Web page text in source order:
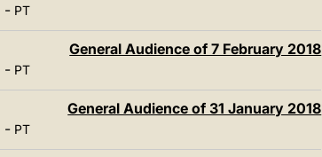
- PT
General Audience of 7 February 2018
- PT
General Audience of 31 January 2018
- PT